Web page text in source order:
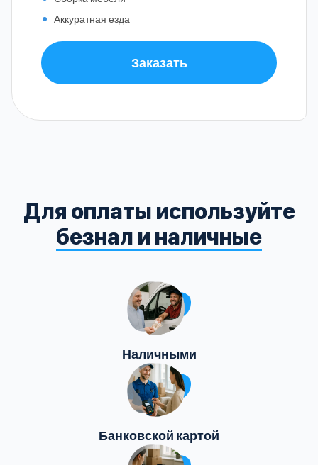
Аккуратная езда
Заказать
Для оплаты используйте
безнал и наличные
Наличными
Банковской картой